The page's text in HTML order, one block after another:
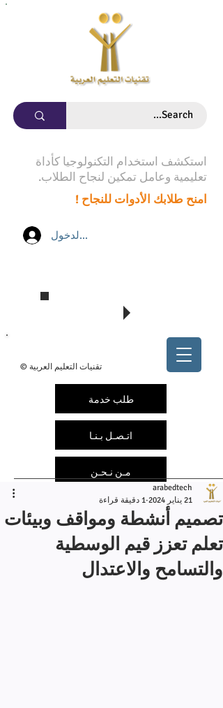
© تقنيات التعليم العربية
طلب خدمة
اتـصـل بـنـا
مـن نـحـن
استكشف استخدام التكنولوجيا كأداة
تعليمية وعامل تمكين لنجاح الطلاب.
امنح طلابك الأدوات للنجاح !
تسجيل الدخول
تابع
تصميم أنشطة ومواقف وبيئات
تعلم تعزز قيم الوسطية
والتسامح والاعتدال
arabedtech
21 يناير 2024
1 دقيقة قراءة